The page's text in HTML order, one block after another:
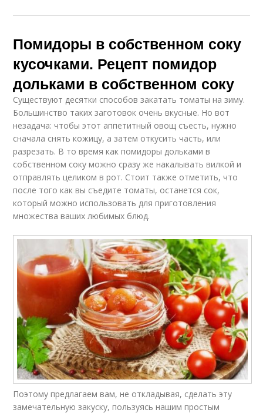
Помидоры в собственном соку
кусочками. Рецепт помидор
дольками в собственном соку
Существуют десятки способов закатать томаты на зиму.
Большинство таких заготовок очень вкусные. Но вот
незадача: чтобы этот аппетитный овощ съесть, нужно
сначала снять кожицу, а затем откусить часть, или
разрезать. В то время как помидоры дольками в
собственном соку можно сразу же накалывать вилкой и
отправлять целиком в рот. Стоит также отметить, что
после того как вы съедите томаты, останется сок,
который можно использовать для приготовления
множества ваших любимых блюд.
Поэтому предлагаем вам, не откладывая, сделать эту
замечательную закуску, пользуясь нашим простым